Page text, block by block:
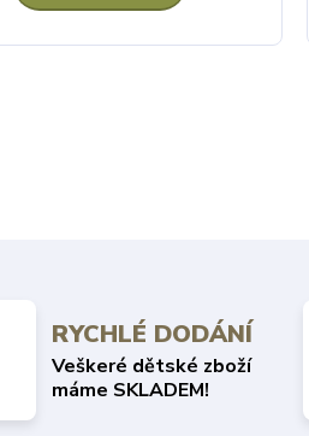
RYCHLÉ DODÁNÍ
Veškeré dětské zboží
máme SKLADEM!